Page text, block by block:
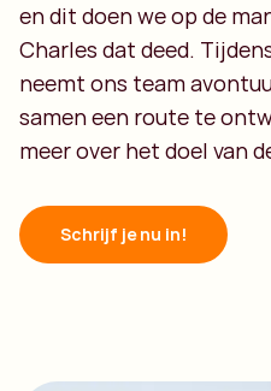
en dit doen we op de
Charles dat deed.
neemt ons team
samen een route te
meer over het doel van
Schrijf je nu in!